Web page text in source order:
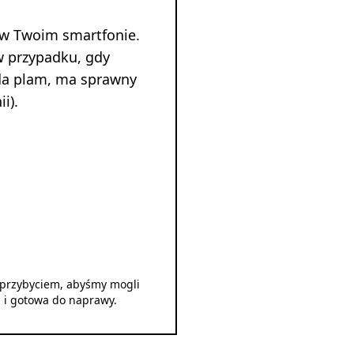
Twoim smartfonie.
przypadku, gdy
plam, ma sprawny
abyśmy mogli
gotowa do naprawy.